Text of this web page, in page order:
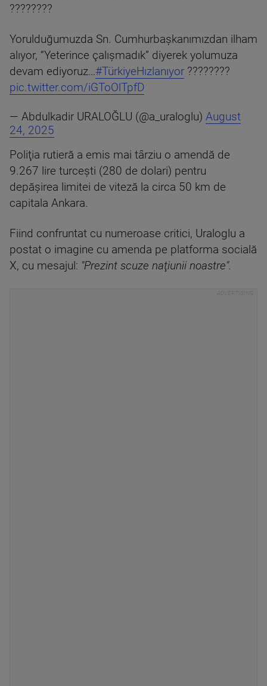
????????
Yorulduğumuzda Sn. Cumhurbaşkanımızdan ilham
alıyor, “Yeterince çalışmadık” diyerek yolumuza
devam ediyoruz…#TürkiyeHızlanıyor ????????
pic.twitter.com/iGToOlTpfD
— Abdulkadir URALOĞLU (@a_uraloglu) August
24, 2025
Poliţia rutieră a emis mai târziu o amendă de
9.267 lire turceşti (280 de dolari) pentru
depăşirea limitei de viteză la circa 50 km de
capitala Ankara.
Fiind confruntat cu numeroase critici, Uraloglu a
postat o imagine cu amenda pe platforma socială
X, cu mesajul: "Prezint scuze naţiunii noastre".